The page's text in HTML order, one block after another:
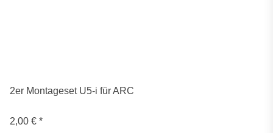
2er Montageset U5-i für ARC
2,00 € *